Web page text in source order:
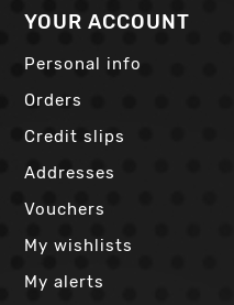
YOUR ACCOUNT
Personal info
Orders
Credit slips
Addresses
Vouchers
My wishlists
My alerts